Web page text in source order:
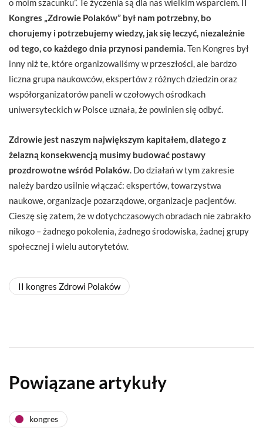
Kongres „Zdrowie Polaków” był nam potrzebny, bo
chorujemy i potrzebujemy wiedzy, jak się leczyć, niezależnie
od tego, co każdego dnia przynosi pandemia . Ten Kongres był
inny niż te, które organizowaliśmy w przeszłości, ale bardzo
liczna grupa naukowców, ekspertów z różnych dziedzin oraz
współorganizatorów paneli w czołowych ośrodkach
uniwersyteckich w Polsce uznała, że powinien się odbyć.
Zdrowie jest naszym największym kapitałem, dlatego z
żelazną konsekwencją musimy budować postawy
prozdrowotne wśród Polaków . Do działań w tym zakresie
należy bardzo usilnie włączać: ekspertów, towarzystwa
naukowe, organizacje pozarządowe, organizacje pacjentów.
Cieszę się zatem, że w dotychczasowych obradach nie zabrakło
nikogo – żadnego pokolenia, żadnego środowiska, żadnej grupy
społecznej i wielu autorytetów.
II kongres Zdrowi Polaków
Powiązane artykuły
kongres